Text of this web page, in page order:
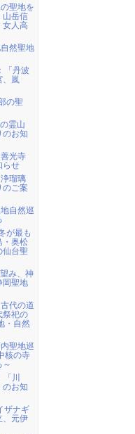
聖地を
山岳信
人高
然聖地
「丹波
、嵐
の聖
霊山
のお知
光寺
らせ
瑠璃
のご案
自然巡
が最も
・奥松
仙台聖
み、神
聖地
代の道
祭祀の
・自然
聖地巡
核の寺
～
川
のお知
ザナギ
、元伊